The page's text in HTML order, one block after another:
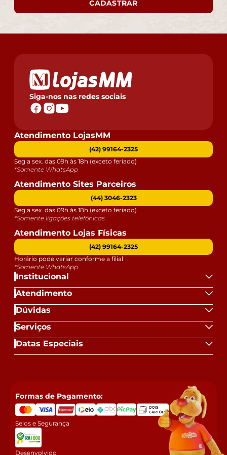
condições da embalagem, caso haja alguma avaria não
apartamentos. Eventuais despesas são de
responsabilidade do comprador.
- Confira as dimensões do produto e certifique-se de
que passará normalmente por supostos elevadores,
CADASTRAR
Siga-nos nas redes sociais
Institucional
Atendimento
Dúvidas
Serviços
Datas Especiais
Atendimento LojasMM
(42) 99164-2325
Seg a sex. das 09h às 18h (exceto feriado)
*Somente WhatsApp
Atendimento Sites Parceiros
(44) 3046-2323
Seg a sex. das 09h às 18h (exceto feriado)
*Somente ligações telefônicas
Atendimento Lojas Físicas
(42) 99164-2325
Horário pode variar conforme a filial
*Somente WhatsApp
Formas de Pagamento:
Selos e Segurança
Desenvolvido